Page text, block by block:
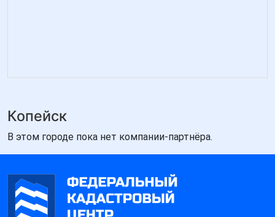
Копейск
В этом городе пока нет компании-партнёра.